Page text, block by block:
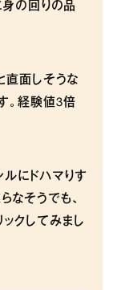
身の回りの品
直面しそうな
。経験値3倍
にドハマりす
なそうでも、
クしてみまし